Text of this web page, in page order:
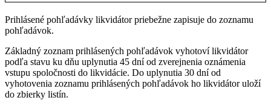
Prihlásené pohľadávky likvidátor priebežne zapisuje do zoznamu
pohľadávok.
Základný zoznam prihlásených pohľadávok vyhotoví likvidátor
podľa stavu ku dňu uplynutia 45 dní od zverejnenia oznámenia
vstupu spoločnosti do likvidácie. Do uplynutia 30 dní od
vyhotovenia zoznamu prihlásených pohľadávok ho likvidátor uloží
do zbierky listín.